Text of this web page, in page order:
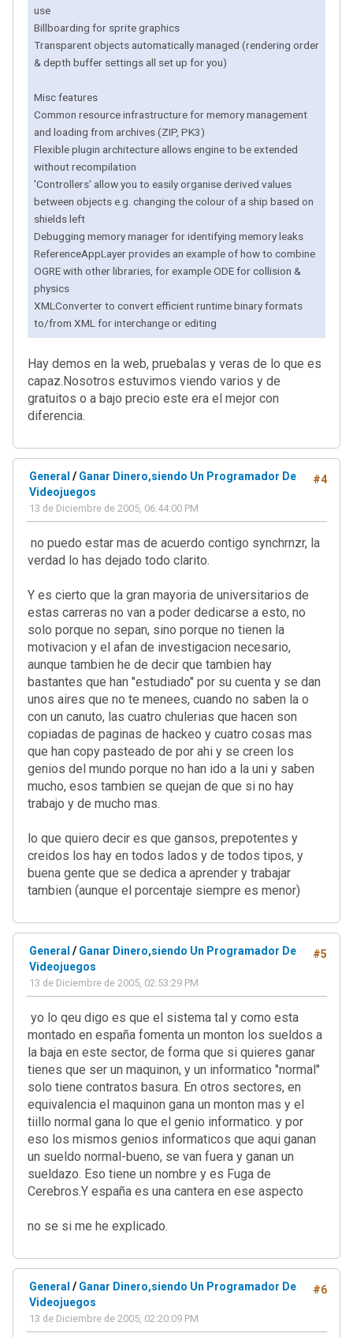
use
Billboarding for sprite graphics
Transparent objects automatically managed (rendering order
& depth buffer settings all set up for you)
Misc features
Common resource infrastructure for memory management
and loading from archives (ZIP, PK3)
Flexible plugin architecture allows engine to be extended
without recompilation
'Controllers' allow you to easily organise derived values
between objects e.g. changing the colour of a ship based on
shields left
Debugging memory manager for identifying memory leaks
ReferenceAppLayer provides an example of how to combine
OGRE with other libraries, for example ODE for collision &
physics
XMLConverter to convert efficient runtime binary formats
to/from XML for interchange or editing
Hay demos en la web, pruebalas y veras de lo que es
capaz.Nosotros estuvimos viendo varios y de
gratuitos o a bajo precio este era el mejor con
diferencia.
#4
General / Ganar Dinero,siendo Un Programador De
Videojuegos
13 de Diciembre de 2005, 06:44:00 PM
no puedo estar mas de acuerdo contigo synchrnzr, la
verdad lo has dejado todo clarito.
Y es cierto que la gran mayoria de universitarios de
estas carreras no van a poder dedicarse a esto, no
solo porque no sepan, sino porque no tienen la
motivacion y el afan de investigacion necesario,
aunque tambien he de decir que tambien hay
bastantes que han "estudiado" por su cuenta y se dan
unos aires que no te menees, cuando no saben la o
con un canuto, las cuatro chulerias que hacen son
copiadas de paginas de hackeo y cuatro cosas mas
que han copy pasteado de por ahi y se creen los
genios del mundo porque no han ido a la uni y saben
mucho, esos tambien se quejan de que si no hay
trabajo y de mucho mas.
lo que quiero decir es que gansos, prepotentes y
creidos los hay en todos lados y de todos tipos, y
buena gente que se dedica a aprender y trabajar
tambien (aunque el porcentaje siempre es menor)
#5
General / Ganar Dinero,siendo Un Programador De
Videojuegos
13 de Diciembre de 2005, 02:53:29 PM
yo lo qeu digo es que el sistema tal y como esta
montado en españa fomenta un monton los sueldos a
la baja en este sector, de forma que si quieres ganar
tienes que ser un maquinon, y un informatico "normal"
solo tiene contratos basura. En otros sectores, en
equivalencia el maquinon gana un monton mas y el
tiillo normal gana lo que el genio informatico. y por
eso los mismos genios informaticos que aqui ganan
un sueldo normal-bueno, se van fuera y ganan un
sueldazo. Eso tiene un nombre y es Fuga de
Cerebros.Y españa es una cantera en ese aspecto
no se si me he explicado.
#6
General / Ganar Dinero,siendo Un Programador De
Videojuegos
13 de Diciembre de 2005, 02:20:09 PM